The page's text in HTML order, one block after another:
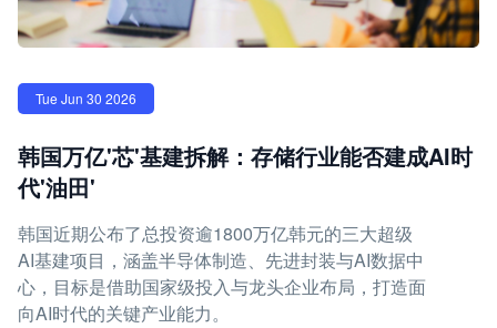
Tue Jun 30 2026
韩国万亿'芯'基建拆解：存储行业能否建成AI时
代'油田'
韩国近期公布了总投资逾1800万亿韩元的三大超级
AI基建项目，涵盖半导体制造、先进封装与AI数据中
心，目标是借助国家级投入与龙头企业布局，打造面
向AI时代的关键产业能力。